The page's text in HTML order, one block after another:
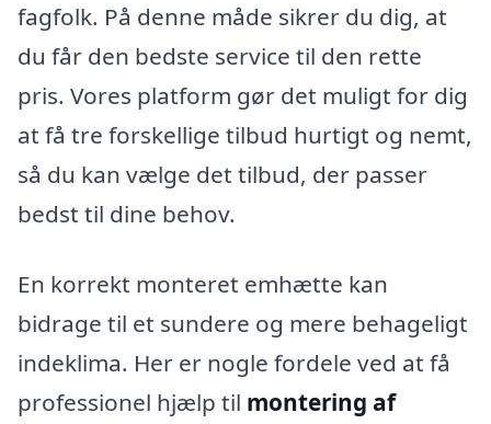
fagfolk. På denne måde sikrer du dig, at
du får den bedste service til den rette
pris. Vores platform gør det muligt for dig
at få tre forskellige tilbud hurtigt og nemt,
så du kan vælge det tilbud, der passer
bedst til dine behov.
En korrekt monteret emhætte kan
bidrage til et sundere og mere behageligt
indeklima. Her er nogle fordele ved at få
professionel hjælp til montering af